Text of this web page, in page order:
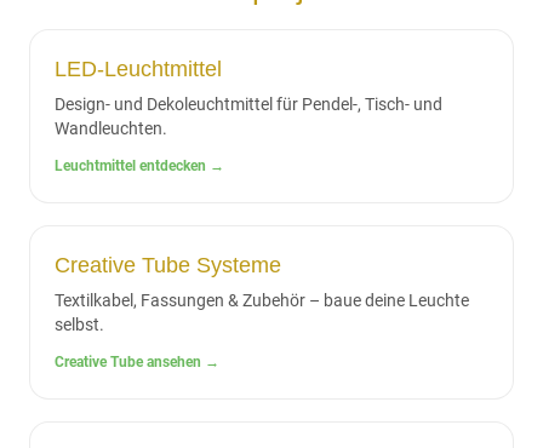
LED-Leuchtmittel
Design- und Dekoleuchtmittel für Pendel-, Tisch- und
Wandleuchten.
Leuchtmittel entdecken →
Creative Tube Systeme
Textilkabel, Fassungen & Zubehör – baue deine Leuchte
selbst.
Creative Tube ansehen →